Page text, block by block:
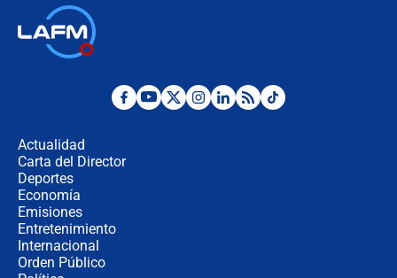
¿Por qué De la Espriella gobernará
Actualidad
Carta del Director
Deportes
Economía
Emisiones
Entretenimiento
Internacional
Orden Público